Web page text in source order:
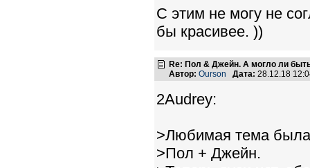
С этим не могу не
бы красивее. ))
Re: Пол & Джейн. А могло ли
Автор: Ourson Дата: 28.12.18
2Audrey:
>Любимая тема
>Пол + Джейн.